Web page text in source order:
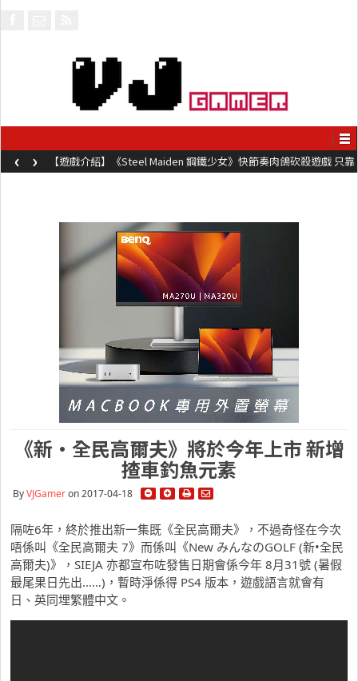
【遊戲介紹】《Steel Maiden 鋼鐵少女》快節奏肉鴿砍殺遊戲 只靠
兩鍵操作動作極致流暢試玩上架中
‹ ›
《新•全民高爾夫》將於今年上市 新增
揸車釣魚元素
ByVJGameron 2017-04-18
隔咗6年，終於推出新一集既《全民高爾夫》，不過奇怪在今次
唔係叫《全民高爾夫 7》而係叫《New みんなのGOLF (新•全民
高爾夫)》，SIEJA 亦都宣布咗發售日期會係今年 8月31號 (暑假
最尾果日先出……)，暫時淨係得 PS4 版本，遊戲語言就會有
日、英同埋繁體中文。